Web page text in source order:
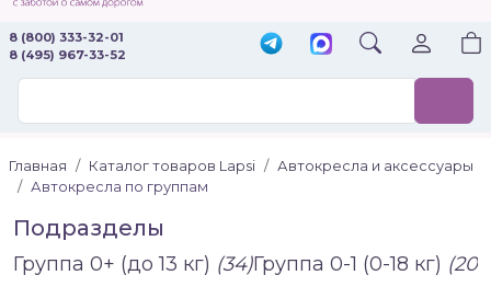
8 (800) 333-32-01
8 (495) 967-33-52
Главная Каталог товаров Lapsi
Автокресла и аксессуары
Автокресла по группам
Подразделы
Группа 0+ (до 13 кг) (34)Группа 0-1 (0-18 кг) (20)